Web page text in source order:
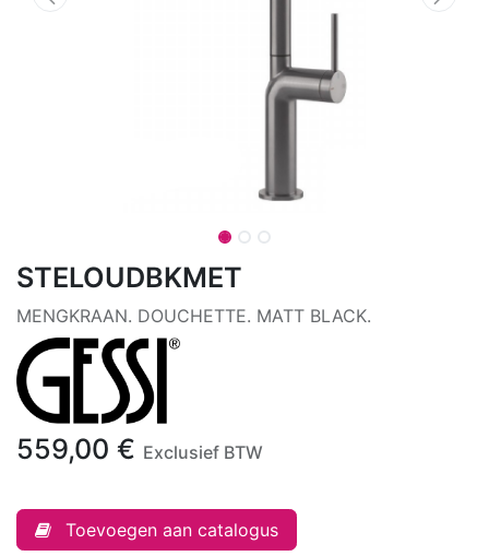
STELOUDBKMET
MENGKRAAN. DOUCHETTE. MATT BLACK.
559,00 € Exclusief BTW
Toevoegen aan catalogus